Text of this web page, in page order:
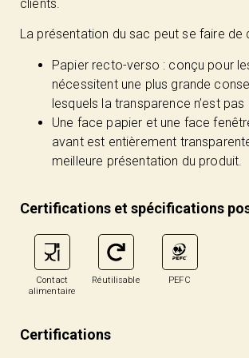
clients.
La présentation du sac peut se faire de
Papier recto-verso : conçu pour
nécessitent une plus grande
lesquels la transparence n’est
Une face papier et une face
avant est entièrement
meilleure présentation du produit.
Certifications et spécifications
Contact
alimentaire
Réutilisable PEFC
Certifications